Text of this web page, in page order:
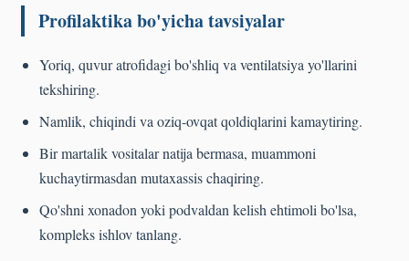
Profilaktika bo'yicha tavsiyalar
Yoriq, quvur atrofidagi bo'shliq va ventilatsiya yo'llarini
tekshiring.
Namlik, chiqindi va oziq-ovqat qoldiqlarini kamaytiring.
Bir martalik vositalar natija bermasa, muammoni
kuchaytirmasdan mutaxassis chaqiring.
Qo'shni xonadon yoki podvaldan kelish ehtimoli bo'lsa,
kompleks ishlov tanlang.